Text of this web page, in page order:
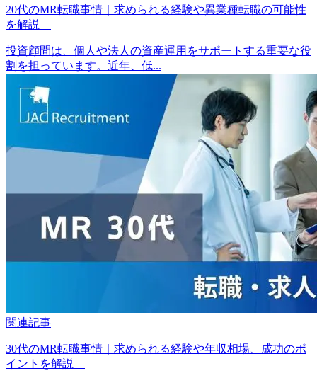
20代のMR転職事情｜求められる経験や異業種転職の可能性
を解説
投資顧問は、個人や法人の資産運用をサポートする重要な役
割を担っています。近年、低...
関連記事
30代のMR転職事情｜求められる経験や年収相場、成功のポ
イントを解説